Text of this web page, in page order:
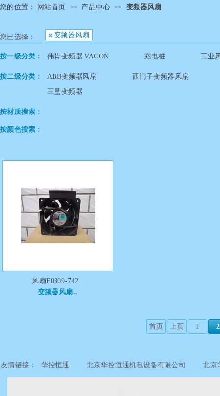
您的位置： 网站首页 >> 产品中心 >> 变频器风扇
您已选择： 变频器风扇
按一级分类： 伟肯变频器 VACON 充电桩 工业
按二级分类： ABB变频器风扇 西门子变频器风扇
三垦变频器
按材质搜索：
按颜色搜索：
风扇F0309-742..
变频器风扇..
首页 上页 1 2
友情链接： 华控恒通 北京华控恒通机电设备有限公司 北京